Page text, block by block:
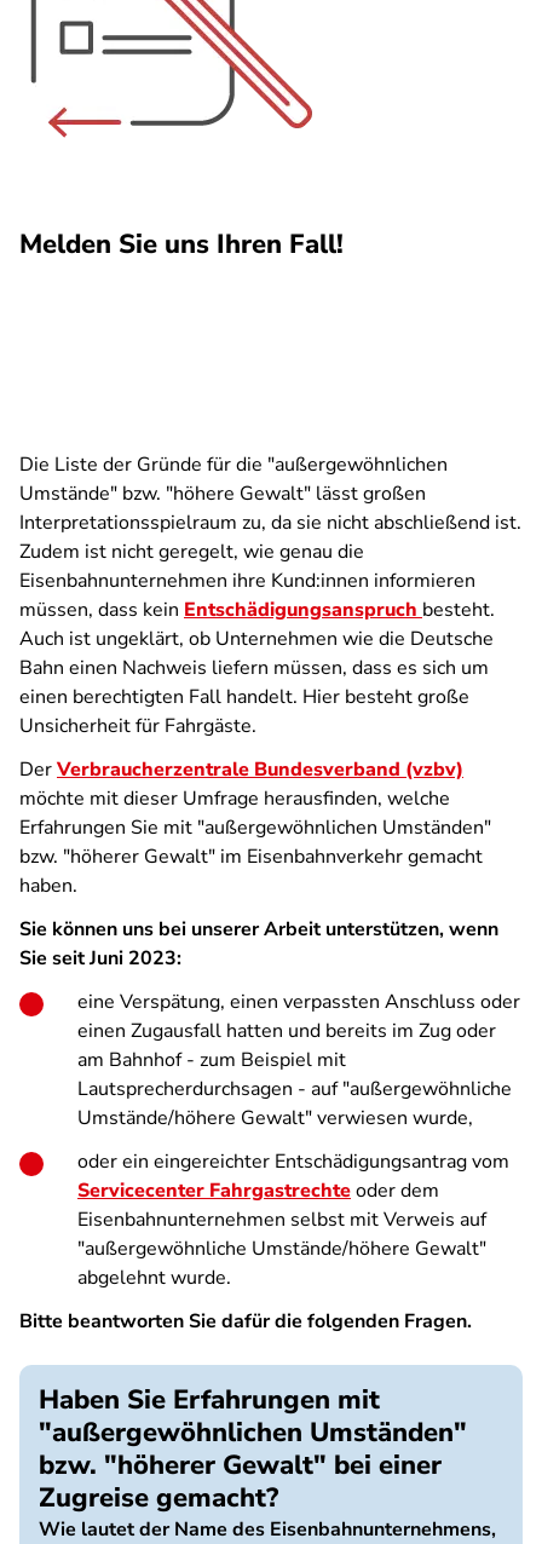
Melden Sie uns Ihren Fall!
Die Liste der Gründe für die "außergewöhnlichen
Umstände" bzw. "höhere Gewalt" lässt großen
Interpretationsspielraum zu, da sie nicht abschließend ist.
Zudem ist nicht geregelt, wie genau die
Eisenbahnunternehmen ihre Kund:innen informieren
müssen, dass kein Entschädigungsanspruch besteht.
Auch ist ungeklärt, ob Unternehmen wie die Deutsche
Bahn einen Nachweis liefern müssen, dass es sich um
einen berechtigten Fall handelt. Hier besteht große
Unsicherheit für Fahrgäste.
DerVerbraucherzentrale Bundesverband (vzbv)
möchte mit dieser Umfrage herausfinden, welche
Erfahrungen Sie mit "außergewöhnlichen Umständen"
bzw. "höherer Gewalt" im Eisenbahnverkehr gemacht
haben.
Sie können uns bei unserer Arbeit unterstützen, wenn
Sie seit Juni 2023:
eine Verspätung, einen verpassten Anschluss oder
einen Zugausfall hatten und bereits im Zug oder
am Bahnhof - zum Beispiel mit
Lautsprecherdurchsagen - auf "außergewöhnliche
Umstände/höhere Gewalt" verwiesen wurde,
oder ein eingereichter Entschädigungsantrag vom
Servicecenter Fahrgastrechteoder dem
Eisenbahnunternehmen selbst mit Verweis auf
"außergewöhnliche Umstände/höhere Gewalt"
abgelehnt wurde.
Bitte beantworten Sie dafür die folgenden Fragen.
Haben Sie Erfahrungen mit
"außergewöhnlichen Umständen"
bzw. "höherer Gewalt" bei einer
Zugreise gemacht?
Wie lautet der Name des Eisenbahnunternehmens,